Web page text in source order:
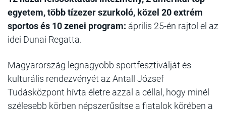
egyetem, több tízezer szurkoló, közel 20 extrém
sportos és 10 zenei program: április 25-én rajtol el az
idei Dunai Regatta.
Magyarország legnagyobb sportfesztiválját és
kulturális rendezvényét az Antall József
Tudásközpont hívta életre azzal a céllal, hogy minél
szélesebb körben népszerűsítse a fiatalok körében a